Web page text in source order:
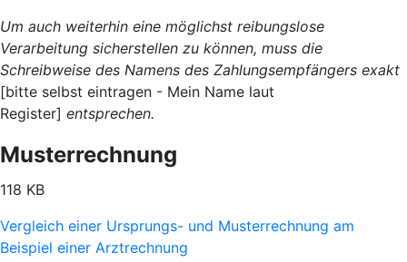
Um auch weiterhin eine möglichst reibungslose
Verarbeitung sicherstellen zu können, muss die
Schreibweise des Namens des Zahlungsempfängers exakt
[bitte selbst eintragen - Mein Name laut
Register] entsprechen.
Musterrechnung
118 KB
Vergleich einer Ursprungs- und Musterrechnung am
Beispiel einer Arztrechnung